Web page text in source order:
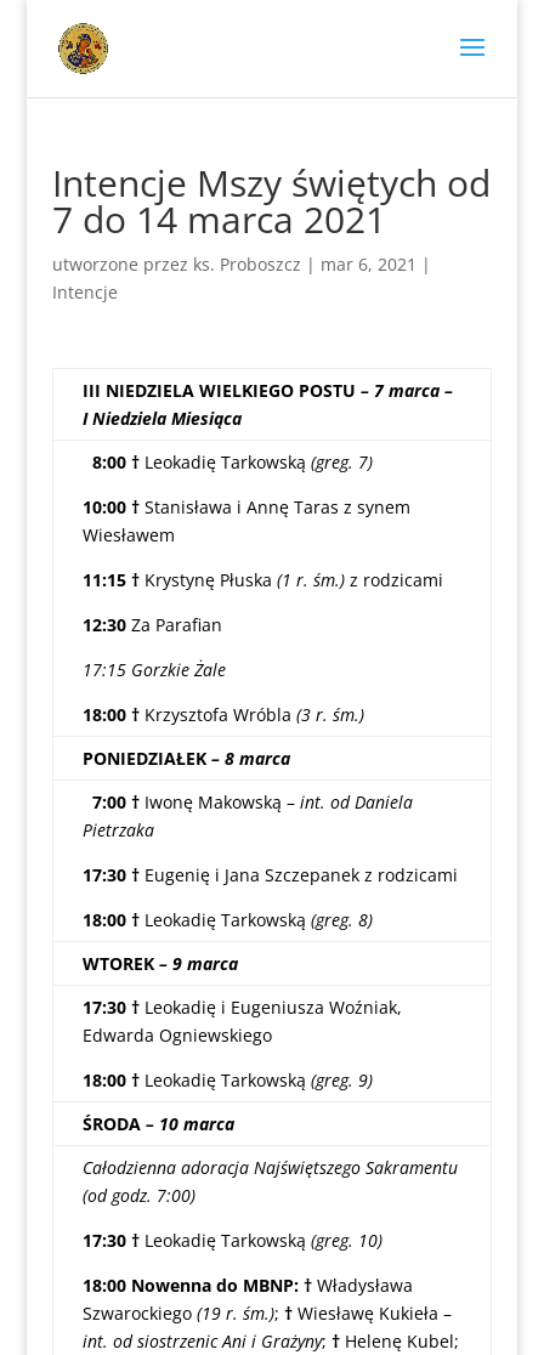
Intencje Mszy świętych od
7 do 14 marca 2021
utworzone przez ks. Proboszcz | mar 6, 2021 |
Intencje
III NIEDZIELA WIELKIEGO POSTU – 7 marca –
I Niedziela Miesiąca
8:00 † Leokadię Tarkowską (greg. 7)
10:00 † Stanisława i Annę Taras z synem
Wiesławem
11:15 † Krystynę Płuska (1 r. śm.)z rodzicami
12:30 Za Parafian
17:15 Gorzkie Żale
18:00 † Krzysztofa Wróbla (3 r. śm.)
PONIEDZIAŁEK – 8 marca
7:00 † Iwonę Makowską – int. od Daniela
Pietrzaka
17:30 † Eugenię i Jana Szczepanek z rodzicami
18:00 † Leokadię Tarkowską (greg. 8)
WTOREK – 9 marca
17:30 † Leokadię i Eugeniusza Woźniak,
Edwarda Ogniewskiego
18:00 † Leokadię Tarkowską (greg. 9)
ŚRODA – 10 marca
Całodzienna adoracja Najświętszego Sakramentu
(od godz. 7:00)
17:30 † Leokadię Tarkowską (greg. 10)
18:00 Nowenna do MBNP: † Władysława
Szwarockiego (19 r. śm.); † Wiesławę Kukieła –
int. od siostrzenic Ani i Grażyny; † Helenę Kubel;